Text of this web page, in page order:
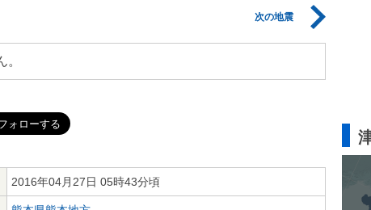
次の地震
2016年04月27日 05時43分頃